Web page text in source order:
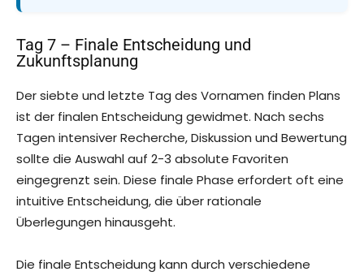
Tag 7 – Finale Entscheidung und
Zukunftsplanung
Der siebte und letzte Tag des Vornamen finden Plans
ist der finalen Entscheidung gewidmet. Nach sechs
Tagen intensiver Recherche, Diskussion und Bewertung
sollte die Auswahl auf 2-3 absolute Favoriten
eingegrenzt sein. Diese finale Phase erfordert oft eine
intuitive Entscheidung, die über rationale
Überlegungen hinausgeht.
Die finale Entscheidung kann durch verschiedene